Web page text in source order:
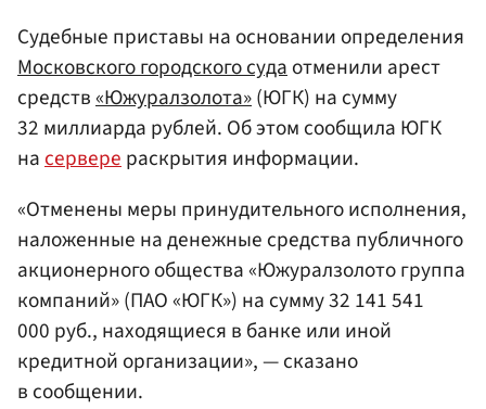
Судебные приставы на основании определения
Московского городского судаотменили арест
средств«Южуралзолота»(ЮГК) на сумму
32 миллиарда рублей. Об этом сообщила ЮГК
насерверераскрытия информации.
«Отменены меры принудительного исполнения,
наложенные на денежные средства публичного
акционерного общества «Южуралзолото группа
компаний» (ПАО «ЮГК») на сумму 32 141 541
000 руб., находящиеся в банке или иной
кредитной организации», — сказано
в сообщении.